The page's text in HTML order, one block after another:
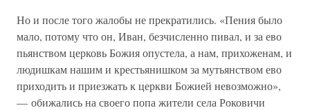
Но и после того жалобы не прекратились. «Пения было
мало, потому что он, Иван, безчисленно пивал, и за ево
пьянством церковь Божия опустела, а нам, прихоженам, и
людишкам нашим и крестьянишком за мутьянством ево
приходить и приезжать к церкви Божией невозможно»,
— обижались на своего попа жители села Роковичи